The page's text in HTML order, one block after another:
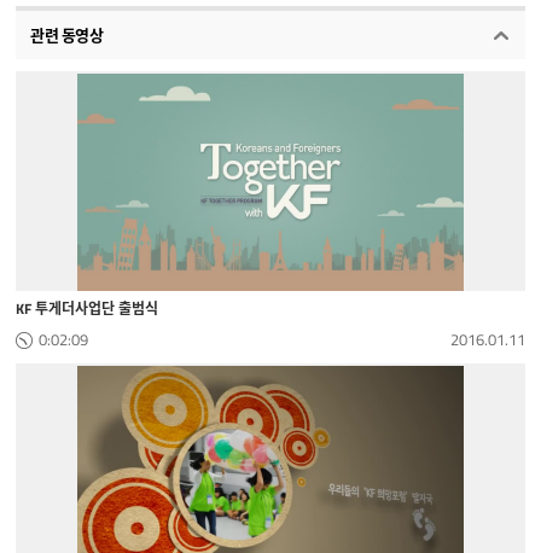
관련 동영상
KF 투게더사업단 출범식
0:02:09 2016.01.11